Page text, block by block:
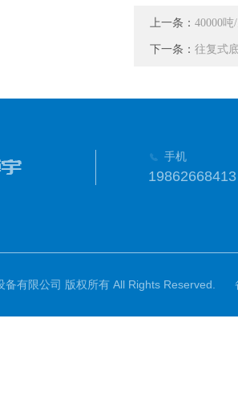
上一条： 40000
下一条： 往复式
手机
19862668413
有限公司 版权所有 All Rights Reserved.